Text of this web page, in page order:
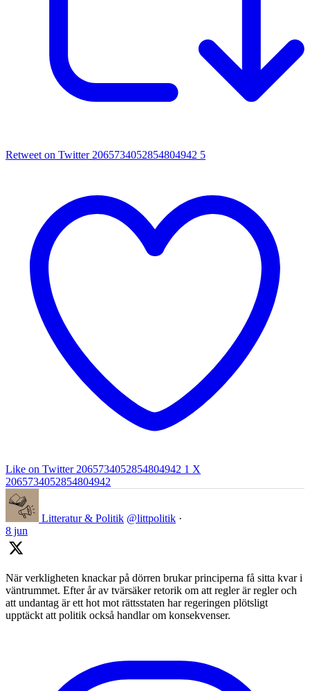
Retweet on Twitter 2065734052854804942 5
Like on Twitter 2065734052854804942 1 X
2065734052854804942
Litteratur & Politik @littpolitik ·
8 jun
När verkligheten knackar på dörren brukar principerna få sitta kvar i
väntrummet. Efter år av tvärsäker retorik om att regler är regler och
att undantag är ett hot mot rättsstaten har regeringen plötsligt
upptäckt att politik också handlar om konsekvenser.